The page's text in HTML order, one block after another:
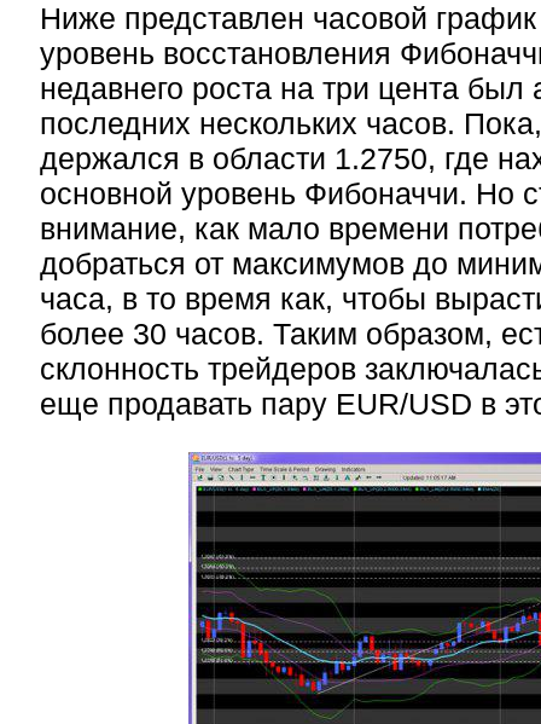
Ниже представлен часовой
уровень восстановления
недавнего роста на три цента был
последних нескольких часов.
держался в области 1.2750, где
основной уровень Фибоначчи. Но
внимание, как мало времени
добраться от максимумов до
часа, в то время как, чтобы
более 30 часов. Таким образом,
склонность трейдеров
еще продавать пару EUR/USD в